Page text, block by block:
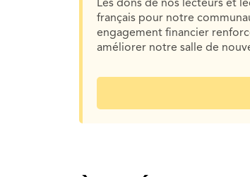
Les dons de nos lecteurs et
français pour notre
engagement financier
améliorer notre salle de